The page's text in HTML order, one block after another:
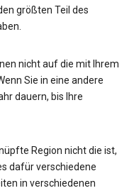
größten Teil des
nicht auf die mit Ihrem
Sie in eine andere
dauern, bis Ihre
Region nicht die ist,
dafür verschiedene
in verschiedenen